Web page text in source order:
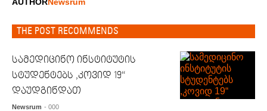
AUTHORNewsrum
THE POST RECOMMENDS
სამედიცინო ინსტიტუტის
სტუდენტებს ,კოვიდ 19“
დაუდგინდათ
Newsrum - 000